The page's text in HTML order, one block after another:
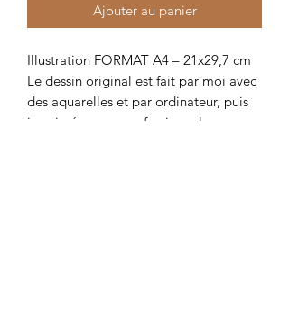
Ajouter au panier
Illustration FORMAT A4 – 21x29,7 cm
Le dessin original est fait par moi avec
des aquarelles et par ordinateur, puis
imprimé par un professionnel sur un